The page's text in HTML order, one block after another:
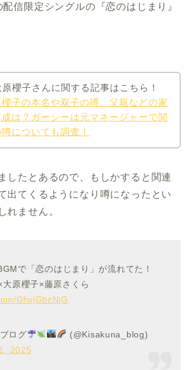
信限定シングルの『恋のはじまり』
原櫻子さんに関する記事はこちら！
櫻子の本名や双子の噂、父親などの家
は？ガーシーは元マネージャーで関
についても調査！
したとあるので、もしかすると関連
出てくるようになり噂になったとい
れません。
で「恋のはじまり」が流れてた！
大原櫻子×藤原さくら
GfwjGbcNjG
ログ
(@Kisakuna_blog)
2025